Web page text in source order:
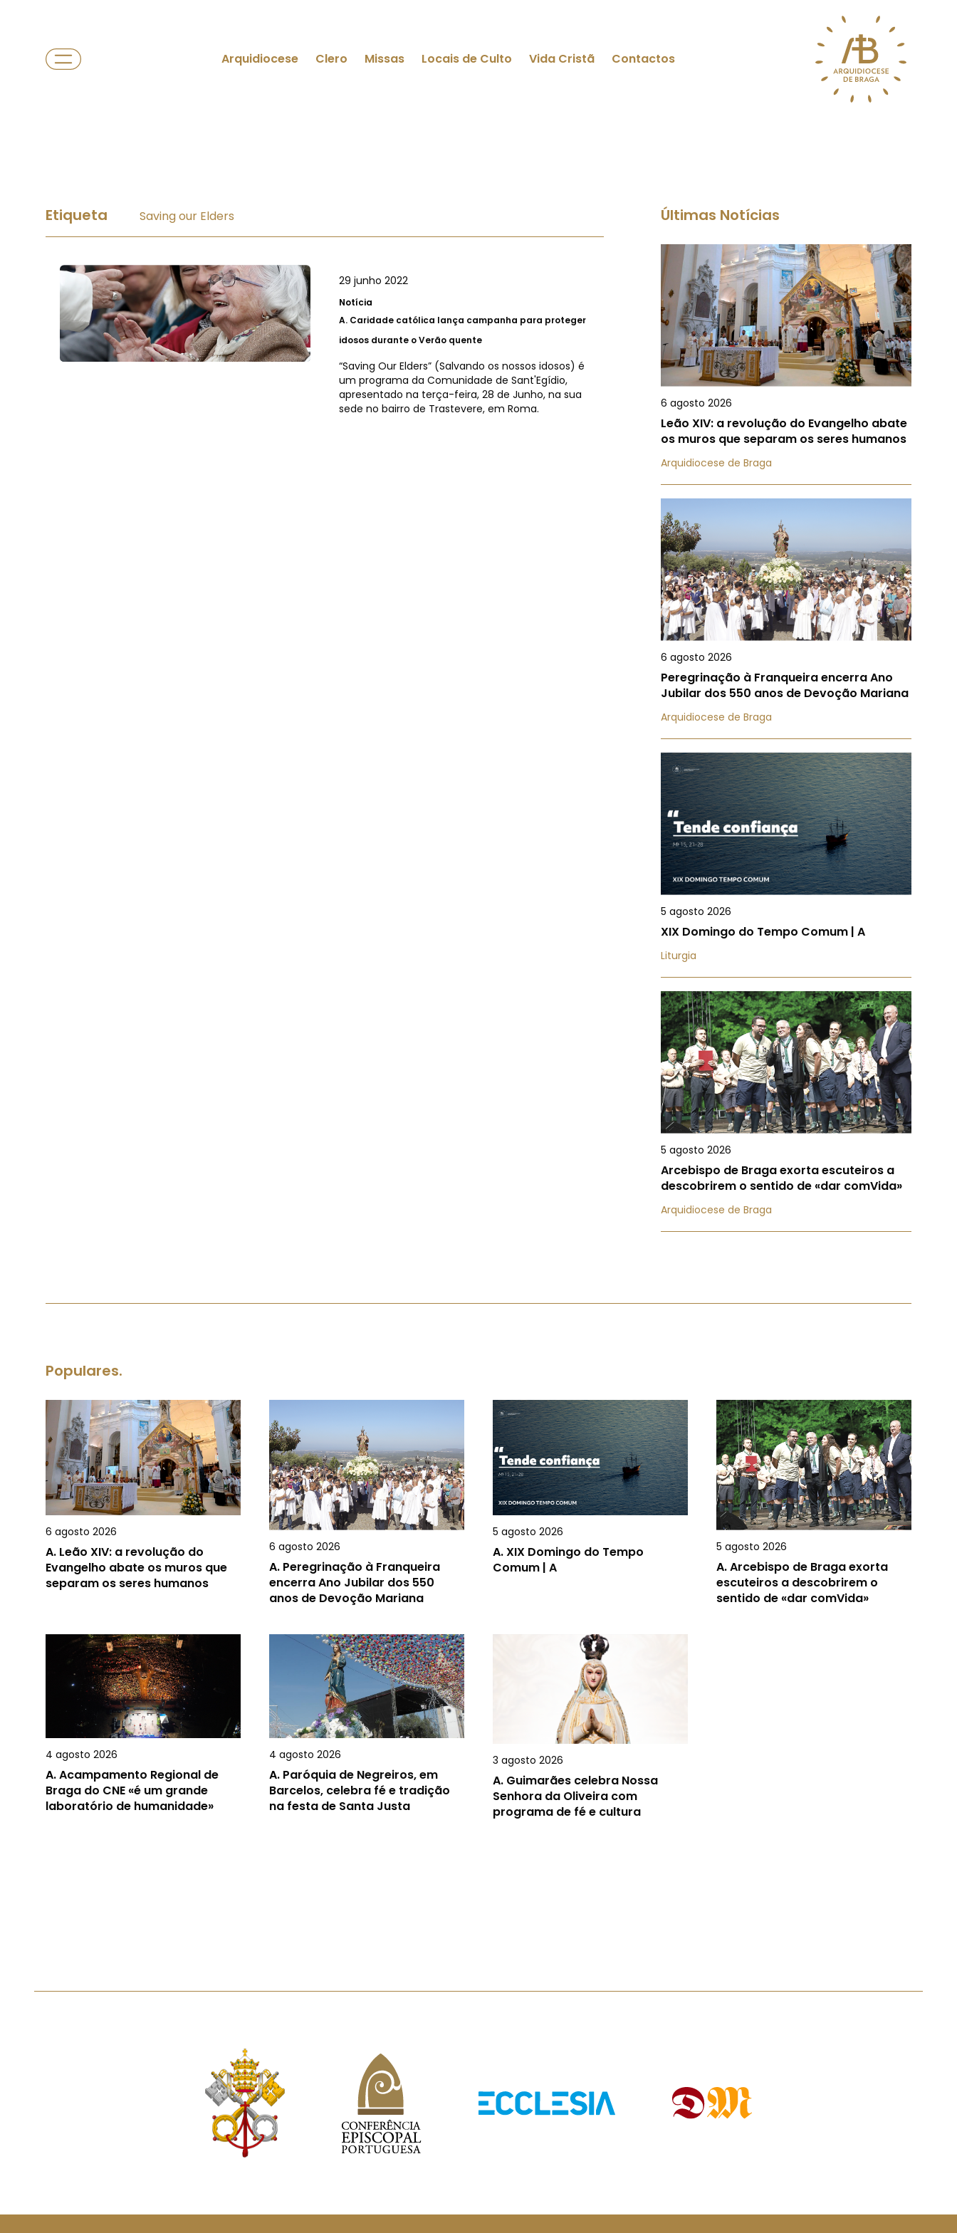
Arquidiocese Clero Missas Locais de Culto Vida Cristã Contactos
Etiqueta Saving our Elders
29 junho 2022
Notícia
A. Caridade católica lança campanha para proteger
idosos durante o Verão quente
“Saving Our Elders” (Salvando os nossos idosos) é
um programa da Comunidade de Sant'Egídio,
apresentado na terça-feira, 28 de Junho, na sua
sede no bairro de Trastevere, em Roma.
Últimas Notícias
6 agosto 2026
Leão XIV: a revolução do Evangelho abate
os muros que separam os seres humanos
Arquidiocese de Braga
6 agosto 2026
Peregrinação à Franqueira encerra Ano
Jubilar dos 550 anos de Devoção Mariana
Arquidiocese de Braga
5 agosto 2026
XIX Domingo do Tempo Comum | A
Liturgia
5 agosto 2026
Arcebispo de Braga exorta escuteiros a
descobrirem o sentido de «dar comVida»
Arquidiocese de Braga
Populares.
6 agosto 2026
A. Leão XIV: a revolução do
Evangelho abate os muros que
separam os seres humanos
6 agosto 2026
A. Peregrinação à Franqueira
encerra Ano Jubilar dos 550
anos de Devoção Mariana
5 agosto 2026
A.XIX Domingo do Tempo
Comum | A
5 agosto 2026
A.Arcebispo de Braga exorta
escuteiros a descobrirem o
sentido de «dar comVida»
4 agosto 2026
A.Acampamento Regional de
Braga do CNE «é um grande
laboratório de humanidade»
4 agosto 2026
A. Paróquia de Negreiros, em
Barcelos, celebra fé e tradição
na festa de Santa Justa
3 agosto 2026
A. Guimarães celebra Nossa
Senhora da Oliveira com
programa de fé e cultura